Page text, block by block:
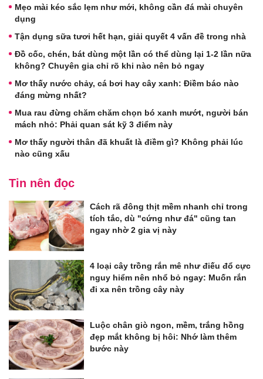
Mẹo mài kéo sắc lẹm như mới, không cần đá mài chuyên
dụng
Tận dụng sữa tươi hết hạn, giải quyết 4 vấn đề trong nhà
Đồ cốc, chén, bát dùng một lần có thể dùng lại 1-2 lần nữa
không? Chuyên gia chỉ rõ khi nào nên bỏ ngay
Mơ thấy nước chảy, cá bơi hay cây xanh: Điềm báo nào
đáng mừng nhất?
Mua rau đừng chăm chăm chọn bó xanh mướt, người bán
mách nhỏ: Phải quan sát kỹ 3 điểm này
Mơ thấy người thân đã khuất là điềm gì? Không phải lúc
nào cũng xấu
Tin nên đọc
Cách rã đông thịt mềm nhanh chỉ trong
tích tắc, dù "cứng như đá" cũng tan
ngay nhờ 2 gia vị này
4 loại cây trồng rắn mê như điếu đổ cực
nguy hiểm nên nhổ bỏ ngay: Muốn rắn
đi xa nên trồng cây này
Luộc chân giò ngon, mềm, trắng hồng
đẹp mắt không bị hôi: Nhớ làm thêm
bước này